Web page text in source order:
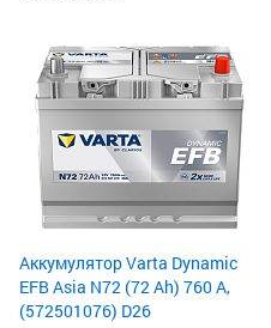
Аккумулятор Varta Dynamic
EFB Asia N72 (72 Ah) 760 А,
(572501076) D26